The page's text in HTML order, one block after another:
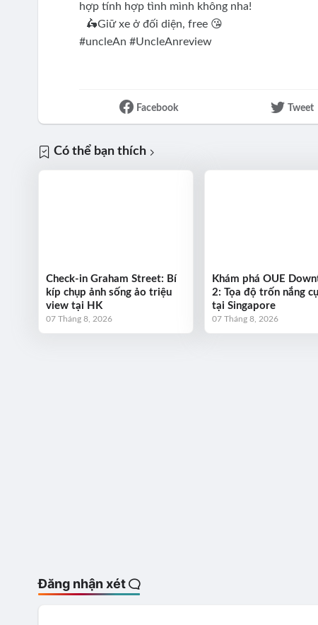
hợp tính hợp tình mình không nha!
🛵Giữ xe ở đối diện, free 😘
#uncleAn #UncleAnreview
Facebook Tweet
Có thể bạn thích
Check-in Graham Street: Bí
kíp chụp ảnh sống ảo triệu
view tại HK
07 Tháng 8, 2026
Khám phá OUE
2: Tọa độ trốn nắng
tại Singapore
07 Tháng 8, 2026
Đăng nhận xét